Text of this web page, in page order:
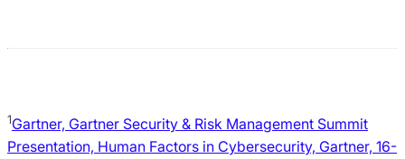
1Gartner, Gartner Security & Risk Management Summit
Presentation, Human Factors in Cybersecurity, Gartner, 16-